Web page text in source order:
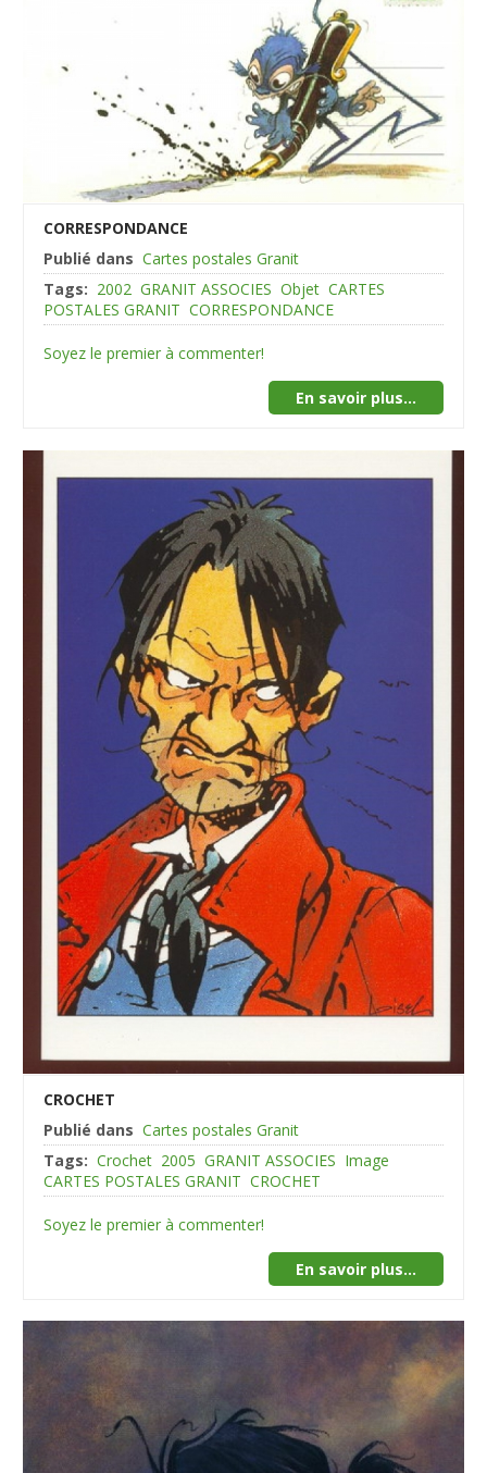
CORRESPONDANCE
Publié dans Cartes postales Granit
Tags: 2002 GRANIT ASSOCIES Objet CARTES
POSTALES GRANIT CORRESPONDANCE
Soyez le premier à commenter!
En savoir plus...
CROCHET
Publié dans Cartes postales Granit
Tags: Crochet 2005 GRANIT ASSOCIES Image
CARTES POSTALES GRANIT CROCHET
Soyez le premier à commenter!
En savoir plus...